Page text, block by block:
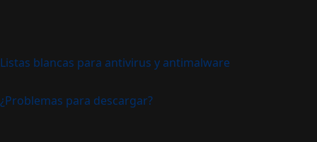
Listas blancas para antivirus y antimalware
¿Problemas para descargar?